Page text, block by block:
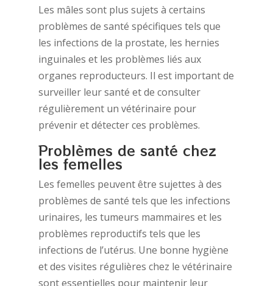
Les mâles sont plus sujets à certains
problèmes de santé spécifiques tels que
les infections de la prostate, les hernies
inguinales et les problèmes liés aux
organes reproducteurs. Il est important de
surveiller leur santé et de consulter
régulièrement un vétérinaire pour
prévenir et détecter ces problèmes.
Problèmes de santé chez
les femelles
Les femelles peuvent être sujettes à des
problèmes de santé tels que les infections
urinaires, les tumeurs mammaires et les
problèmes reproductifs tels que les
infections de l’utérus. Une bonne hygiène
et des visites régulières chez le vétérinaire
sont essentielles pour maintenir leur